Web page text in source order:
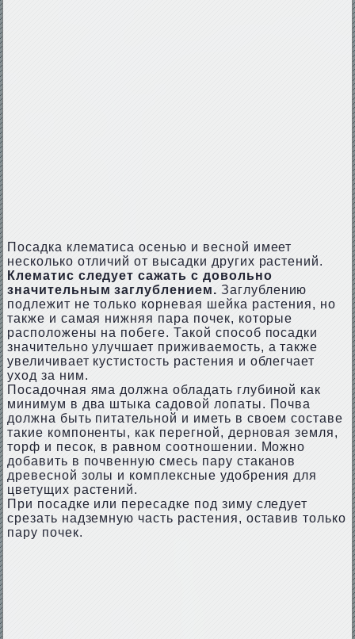
Посадка клематиса осенью и весной имеет
несколько отличий от высадки других растений.
Клематис следует сажать с довольно
значительным заглублением. Заглублению
подлежит не только корневая шейка растения, но
также и самая нижняя пара почек, которые
расположены на побеге. Такой способ посадки
значительно улучшает приживаемость, а также
увеличивает кустистость растения и облегчает
уход за ним.
Посадочная яма должна обладать глубиной как
минимум в два штыка садовой лопаты. Почва
должна быть питательной и иметь в своем составе
такие компоненты, как перегной, дерновая земля,
торф и песок, в равном соотношении. Можно
добавить в почвенную смесь пару стаканов
древесной золы и комплексные удобрения для
цветущих растений.
При посадке или пересадке под зиму следует
срезать надземную часть растения, оставив только
пару почек.